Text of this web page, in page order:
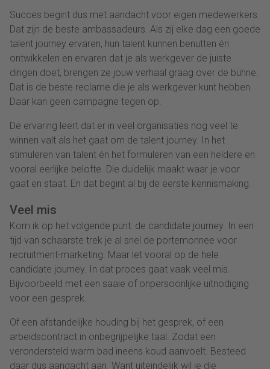
Succes begint dus met aandacht voor eigen medewerkers.
Dat zijn de beste ambassadeurs. Als zij elke dag een goede
talent journey ervaren, hun talent kunnen benutten én
ontwikkelen en ervaren dat je als werkgever de juiste
dingen doet, brengen ze jouw verhaal graag over de bühne.
Dat is de beste reclame die je als werkgever kunt hebben.
Daar kan geen campagne tegen op.
De ervaring leert dat er in veel organisaties nog veel te
winnen valt als het gaat om de talent journey. In het
stimuleren van talent én het formuleren van een heldere en
vooral eerlijke belofte. Die duidelijk maakt waar je voor
gaat en staat. En dat begint al bij de eerste kennismaking.
Veel mis
Kom ik op het volgende punt: de candidate journey. In een
tijd van schaarste trek je al snel de portemonnee voor
recruitment-marketing. Maar let vooral op de hele
candidate journey. In dat proces gaat vaak veel mis.
Bijvoorbeeld met een saaie of onpersoonlijke uitnodiging
voor een gesprek.
Of een afstandelijke houding bij het gesprek, of een
arbeidscontract in onbegrijpelijke taal. Zodat een
verondersteld warm bad ineens koud aanvoelt. Besteed
daar dus aandacht aan. Want uiteindelijk wil je die